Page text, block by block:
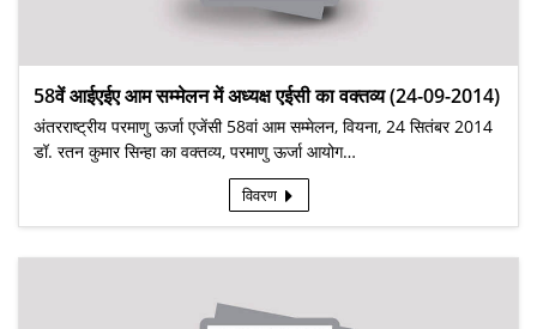
58वें आईएईए आम सम्मेलन में अध्यक्ष एईसी का वक्तव्य (24-09-2014)
अंतरराष्ट्रीय परमाणु ऊर्जा एजेंसी 58वां आम सम्मेलन, वियना, 24 सितंबर 2014
डॉ. रतन कुमार सिन्हा का वक्तव्य, परमाणु ऊर्जा आयोग…
विवरण